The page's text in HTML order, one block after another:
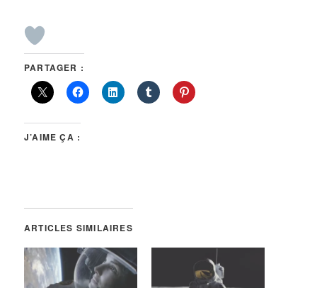
PARTAGER :
J’AIME ÇA :
ARTICLES SIMILAIRES